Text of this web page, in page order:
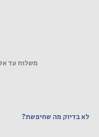
משלוח עד
לא בדיוק מה שחיפשת?